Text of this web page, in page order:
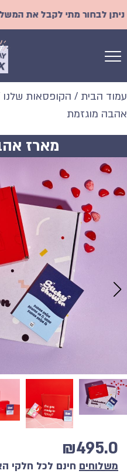
מתי לקבל את המשלוח -
עמוד הבית / הקופסאות שלנו
אהבה מוגזמת
₪495.0
משלוחים חינם לכל חלקי
מארז